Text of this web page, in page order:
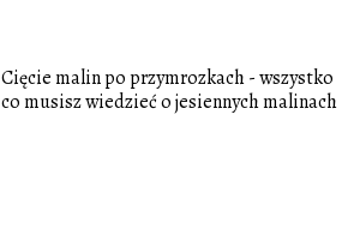
Cięcie malin po przymrozkach - wszystko
co musisz wiedzieć o jesiennych malinach